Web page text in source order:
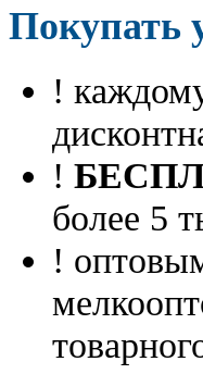
Покупать
!
!
более 5
!